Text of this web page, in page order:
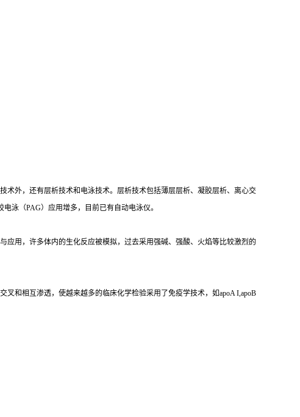
术外，还有层析技术和电泳技术。层析技术包括薄层层析、凝胶层析、离心交
泳（PAG）应用增多，目前已有自动电泳仪。
应用，许多体内的生化反应被模拟，过去采用强碱、强酸、火焰等比较激烈的
和相互渗透，使越来越多的临床化学检验采用了免疫学技术，如apoA I,apoB